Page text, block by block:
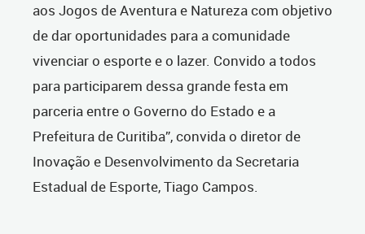
aos Jogos de Aventura e Natureza com objetivo
de dar oportunidades para a comunidade
vivenciar o esporte e o lazer. Convido a todos
para participarem dessa grande festa em
parceria entre o Governo do Estado e a
Prefeitura de Curitiba”, convida o diretor de
Inovação e Desenvolvimento da Secretaria
Estadual de Esporte, Tiago Campos.